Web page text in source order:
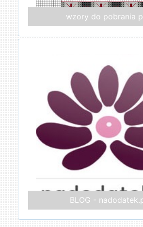
wzory do pobrania
BLOG -